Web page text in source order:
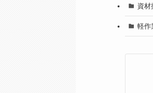
資材
軽作